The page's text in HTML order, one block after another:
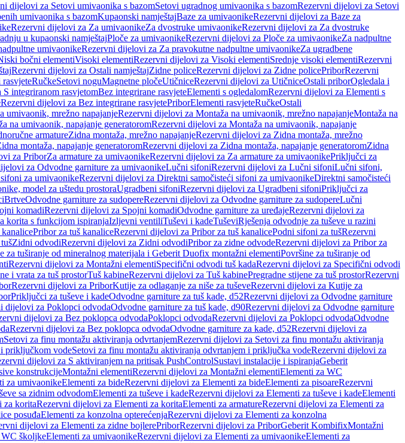
dijelovi za Setovi umivaonika s bazomSetovi ugradnog umivaonika s bazomRezervni dijelovi za Setovi
umivaonika s bazomKupaonski namještajBaze za umivaonikeRezervni dijelovi za Baze za
Rezervni dijelovi za Za umivaonikeZa dvostruke umivaonikeRezervni dijelovi za Za dvostruke
u kupaonski namještajPloče za umivaonikeRezervni dijelovi za Ploče za umivaonikeZa nadpultne
umivaonikeRezervni dijelovi za Za pravokutne nadpultne umivaonikeZa ugradbene
bočni elementiVisoki elementiRezervni dijelovi za Visoki elementiSrednje visoki elementiRezervni
Rezervni dijelovi za Ostali namještajZidne policeRezervni dijelovi za Zidne policePriborRezervni
rasvjeteRučkeSetovi noguMagnetne pločeUtičniceRezervni dijelovi za UtičniceOstali priborOgledala i
integriranom rasvjetomBez integrirane rasvjeteElementi s ogledalomRezervni dijelovi za Elementi s
Rezervni dijelovi za Bez integrirane rasvjetePriborElementi rasvjeteRučkeOstali
umivaonik, mrežno napajanjeRezervni dijelovi za Montaža na umivaonik, mrežno napajanjeMontaža na
na umivaonik, napajanje generatoromRezervni dijelovi za Montaža na umivaonik, napajanje
armatureZidna montaža, mrežno napajanjeRezervni dijelovi za Zidna montaža, mrežno
montaža, napajanje generatoromRezervni dijelovi za Zidna montaža, napajanje generatoromZidna
za PriborZa armature za umivaonikeRezervni dijelovi za Za armature za umivaonikePriključci za
za Odvodne garniture za umivaonikeLučni sifoniRezervni dijelovi za Lučni sifoniLučni sifoni,
za umivaonikeRezervni dijelovi za Direktni samočisteći sifoni za umivaonikeDirektni samočisteći
model za uštedu prostoraUgradbeni sifoniRezervni dijelovi za Ugradbeni sifoniPriključci za
BrtveOdvodne garniture za sudopereRezervni dijelovi za Odvodne garniture za sudopereLučni
komadiRezervni dijelovi za Spojni komadiOdvodne garniture za uređajeRezervni dijelovi za
korita s funkcijom ispiranjaIzljevni ventiliTuševi i kadeTuševiRješenja odvodnje za tuševe u razini
Pribor za tuš kanaliceRezervni dijelovi za Pribor za tuš kanalicePodni sifoni za tušRezervni
Zidni odvodiRezervni dijelovi za Zidni odvodiPribor za zidne odvodeRezervni dijelovi za Pribor za
za tuširanje od mineralnog materijala i Geberit Duofix montažni elementiPovršine za tuširanje od
Rezervni dijelovi za Montažni elementiSpecifični odvodi tuš kadaRezervni dijelovi za Specifični odvodi
i vrata za tuš prostorTuš kabineRezervni dijelovi za Tuš kabinePregradne stijene za tuš prostorRezervni
Rezervni dijelovi za PriborKutije za odlaganje za niše za tuševeRezervni dijelovi za Kutije za
Priključci za tuševe i kadeOdvodne garniture za tuš kade, d52Rezervni dijelovi za Odvodne garniture
dijelovi za Poklopci odvodaOdvodne garniture za tuš kade, d90Rezervni dijelovi za Odvodne garniture
dijelovi za Bez poklopca odvodaPoklopci odvodaRezervni dijelovi za Poklopci odvodaOdvodne
Rezervni dijelovi za Bez poklopca odvodaOdvodne garniture za kade, d52Rezervni dijelovi za
Setovi za finu montažu aktiviranja odvrtanjemRezervni dijelovi za Setovi za finu montažu aktiviranja
priključkom vodeSetovi za finu montažu aktiviranja odvrtanjem i priključka vodeRezervni dijelovi za
dijelovi za S aktiviranjem na pritisak PushControlSustavi instalacije i ispiranjaGeberit
konstrukcijeMontažni elementiRezervni dijelovi za Montažni elementiElementi za WC
za umivaonikeElementi za bideRezervni dijelovi za Elementi za bideElementi za pisoareRezervni
sa zidnim odvodomElementi za tuševe i kadeRezervni dijelovi za Elementi za tuševe i kadeElementi
za koritaRezervni dijelovi za Elementi za koritaElementi za armatureRezervni dijelovi za Elementi za
posuđaElementi za konzolna opterećenjaRezervni dijelovi za Elementi za konzolna
dijelovi za Elementi za zidne bojlerePriborRezervni dijelovi za PriborGeberit KombifixMontažni
školjkeElementi za umivaonikeRezervni dijelovi za Elementi za umivaonikeElementi za